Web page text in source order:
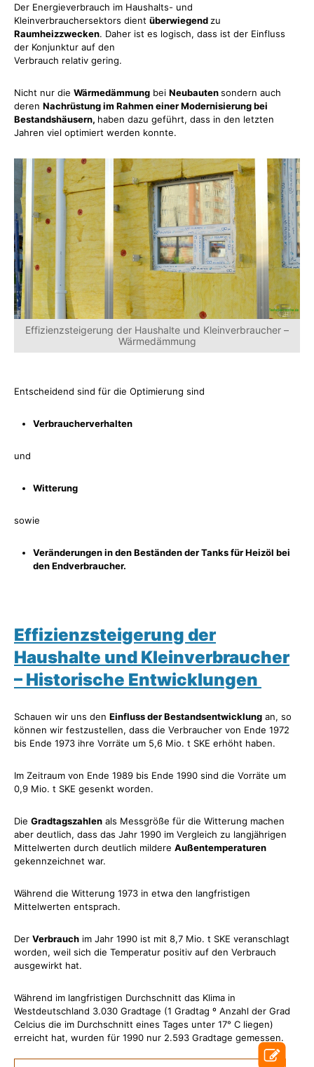
Der Energieverbrauch im Haushalts- und
Kleinverbrauchersektors dient überwiegend zu
Raumheizzwecken. Daher ist es logisch, dass ist der Einfluss
der Konjunktur auf den
Verbrauch relativ gering.
Nicht nur die Wärmedämmung bei Neubautensondern auch
deren Nachrüstung im Rahmen einer Modernisierung bei
Bestandshäusern, haben dazu geführt, dass in den letzten
Jahren viel optimiert werden konnte.
Effizienzsteigerung der Haushalte und Kleinverbraucher –
Wärmedämmung
Entscheidend sind für die Optimierung sind
Verbraucherverhalten
und
Witterung
sowie
Veränderungen in den Beständen der Tanks für Heizöl bei
den Endverbraucher.
Effizienzsteigerung der
Haushalte und Kleinverbraucher
– Historische Entwicklungen
Schauen wir uns den Einfluss der Bestandsentwicklung an, so
können wir festzustellen, dass die Verbraucher von Ende 1972
bis Ende 1973 ihre Vorräte um 5,6 Mio. t SKE erhöht haben.
Im Zeitraum von Ende 1989 bis Ende 1990 sind die Vorräte um
0,9 Mio. t SKE gesenkt worden.
Die Gradtagszahlen als Messgröße für die Witterung machen
aber deutlich, dass das Jahr 1990 im Vergleich zu langjährigen
Mittelwerten durch deutlich mildere Außentemperaturen
gekennzeichnet war.
Während die Witterung 1973 in etwa den langfristigen
Mittelwerten entsprach.
Der Verbrauch im Jahr 1990 ist mit 8,7 Mio. t SKE veranschlagt
worden, weil sich die Temperatur positiv auf den Verbrauch
ausgewirkt hat.
Während im langfristigen Durchschnitt das Klima in
Westdeutschland 3.030 Gradtage (1 Gradtag º Anzahl der Grad
Celcius die im Durchschnitt eines Tages unter 17° C liegen)
erreicht hat, wurden für 1990 nur 2.593 Gradtage gemessen.